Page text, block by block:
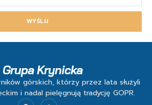
WYŚLIJ
Krynicka
górskich, którzy przez lata służyli
i nadal pielęgnują tradycję GOPR.